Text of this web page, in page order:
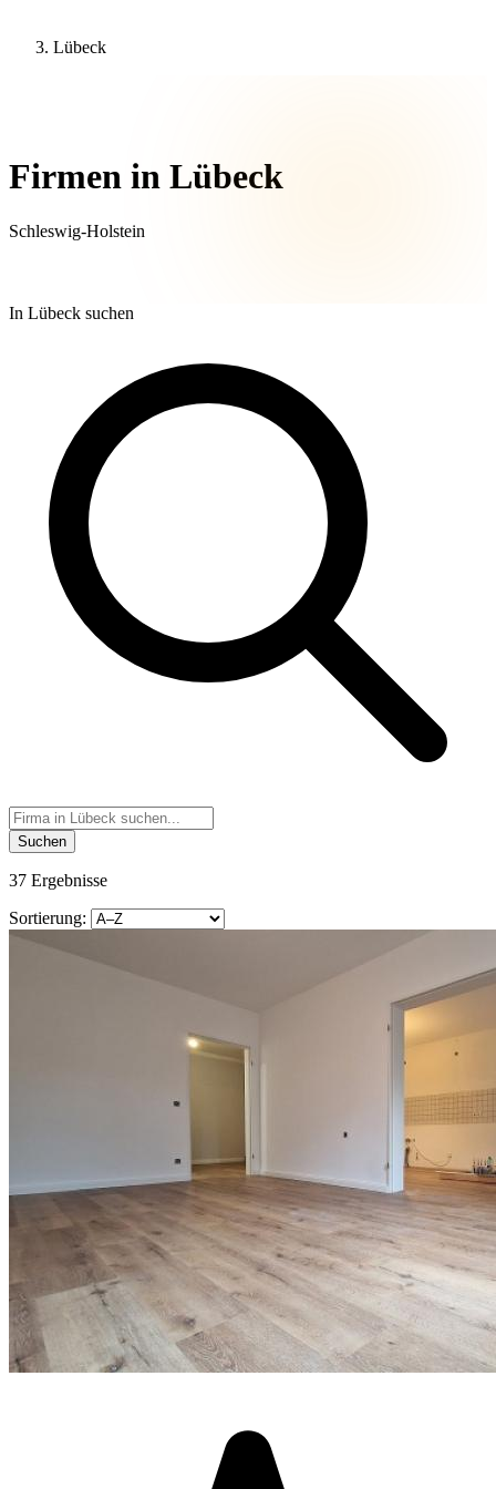
Lübeck
Firmen in Lübeck
Schleswig-Holstein
In Lübeck suchen
Suchen
37 Ergebnisse
Sortierung: